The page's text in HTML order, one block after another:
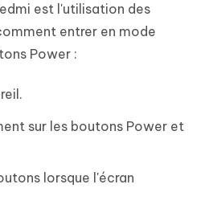
est l'utilisation des
entrer en mode
Power :
sur les boutons Power et
lorsque l'écran